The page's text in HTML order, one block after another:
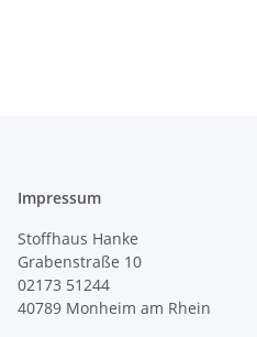
Impressum
Stoffhaus Hanke
Grabenstraße 10
02173 51244
40789 Monheim am Rhein